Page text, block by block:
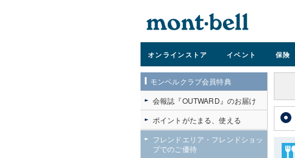
オンラインストア イベント 保険
モンベルクラブ会員特典
会報誌『OUTWARD』のお届け
ポイントがたまる、使える
フレンドエリア・フレンドショッ
プでのご優待